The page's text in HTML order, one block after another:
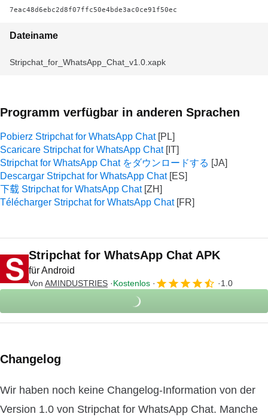
7eac48d6ebc2d8f07ffc50e4bde3ac0ce91f50ec
Dateiname
Stripchat_for_WhatsApp_Chat_v1.0.xapk
Programm verfügbar in anderen Sprachen
Pobierz Stripchat for WhatsApp Chat
Scaricare Stripchat for WhatsApp Chat
Stripchat for WhatsApp Chat をダウンロードする
Descargar Stripchat for WhatsApp Chat
下载 Stripchat for WhatsApp Chat
Télécharger Stripchat for WhatsApp Chat
Stripchat for WhatsApp Chat APK
für Android
Von AMINDUSTRIES Kostenlos 1.0
Changelog
Wir haben noch keine Changelog-Information von der
Version 1.0 von Stripchat for WhatsApp Chat. Manche